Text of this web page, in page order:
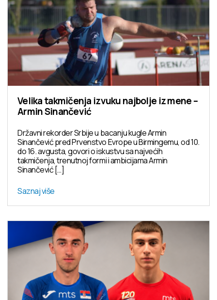
Velika takmičenja izvuku najbolje iz mene –
Armin Sinančević
Državni rekorder Srbije u bacanju kugle Armin
Sinančević pred Prvenstvo Evrope u Birmingemu, od 10.
do 16. avgusta, govori o iskustvu sa najvećih
takmičenja, trenutnoj formi i ambicijama Armin
Sinančević […]
Saznaj više